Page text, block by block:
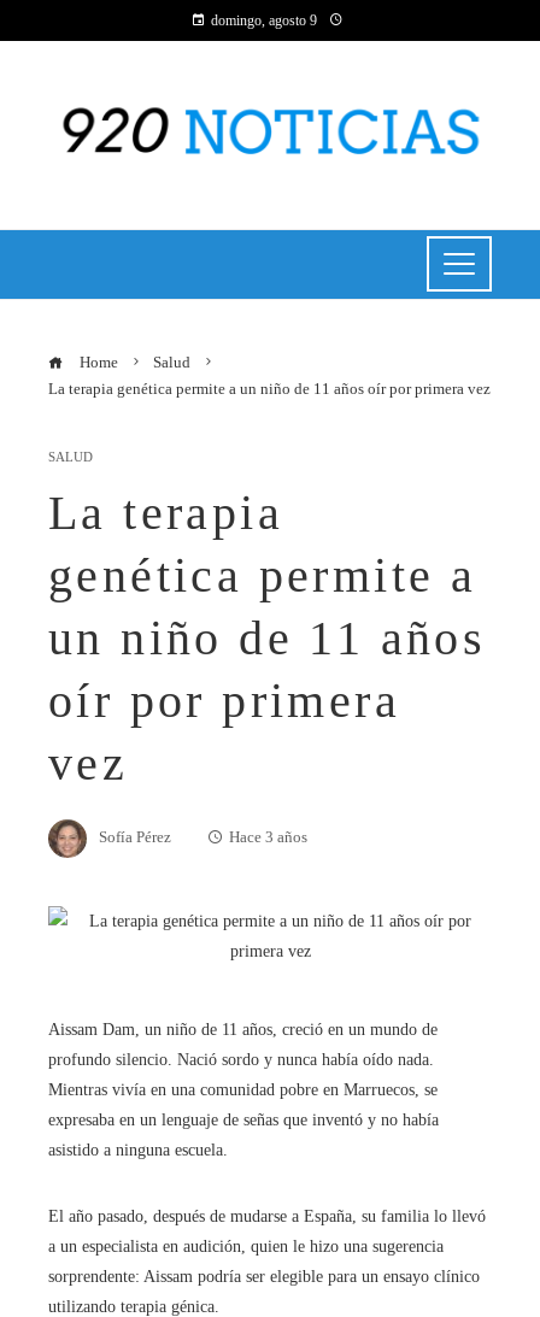
domingo, agosto 9
Home
Salud
La terapia genética permite a un niño de 11 años oír por primera vez
SALUD
La terapia
genética permite a
un niño de 11 años
oír por primera
vez
Sofía Pérez Hace 3 años
Aissam Dam, un niño de 11 años, creció en un mundo de
profundo silencio. Nació sordo y nunca había oído nada.
Mientras vivía en una comunidad pobre en Marruecos, se
expresaba en un lenguaje de señas que inventó y no había
asistido a ninguna escuela.
El año pasado, después de mudarse a España, su familia lo llevó
a un especialista en audición, quien le hizo una sugerencia
sorprendente: Aissam podría ser elegible para un ensayo clínico
utilizando terapia génica.